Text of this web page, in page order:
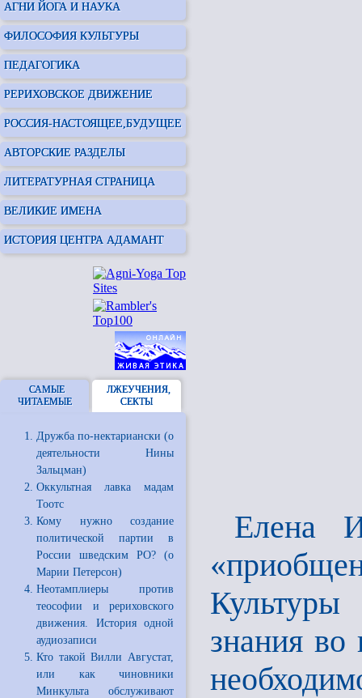
АГНИ ЙОГА И НАУКА
ФИЛОСОФИЯ КУЛЬТУРЫ
ПЕДАГОГИКА
РЕРИХОВСКОЕ ДВИЖЕНИЕ
РОССИЯ-НАСТОЯЩЕЕ,БУДУЩЕЕ
АВТОРСКИЕ РАЗДЕЛЫ
ЛИТЕРАТУРНАЯ СТРАНИЦА
ВЕЛИКИЕ ИМЕНА
ИСТОРИЯ ЦЕНТРА АДАМАНТ
САМЫЕ
ЧИТАЕМЫЕ
ЛЖЕУЧЕНИЯ,
СЕКТЫ
Дружба по-нектариански (о
деятельности Нины
Зальцман)
Оккультная лавка мадам
Тоотс
Кому нужно создание
политической партии в
России шведским РО? (о
Марии Петерсон)
Неотамплиеры против
теософии и рериховского
движения. История одной
аудиозаписи
Кто такой Вилли Августат,
или как чиновники
Минкульта обслуживают
Елена
знания во